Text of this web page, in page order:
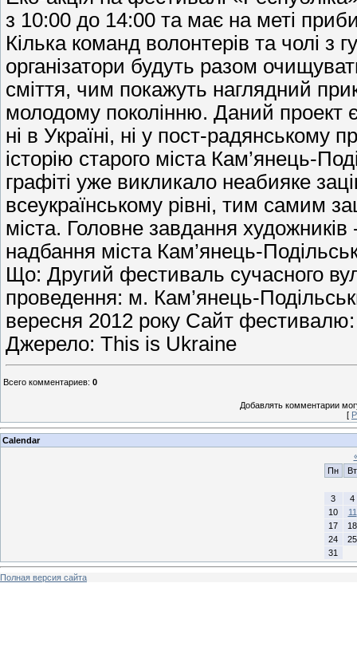
з 10:00 до 14:00 та має на меті
Кілька команд волонтерів та чолі з
організатори будуть разом
сміття, чим покажуть наглядний
молодому поколінню. Даний проект є
ні в Україні, ні у пост-радянському
історію старого міста Кам’янець-
графіті уже викликало неабияке
всеукраїнському рівні, тим самим
міста. Головне завдання
надбання міста Кам’янець-
Що: Другий фестиваль сучасного
проведення: м. Кам’янець-
вересня 2012 року Сайт
Джерело: This is Ukraine
Всего комментариев: 0
Добавлять комментарии
[
Calendar
Пн
Вт
3
4
10
11
17
18
24
25
31
Полная версия сайта